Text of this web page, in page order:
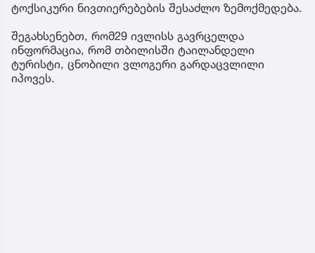
ტოქსიკური ნივთიერებების შესაძლო ზემოქმედება.
შეგახსენებთ, რომ29 ივლისს გავრცელდა
ინფორმაცია, რომ თბილისში ტაილანდელი
ტურისტი, ცნობილი ვლოგერი გარდაცვლილი
იპოვეს.